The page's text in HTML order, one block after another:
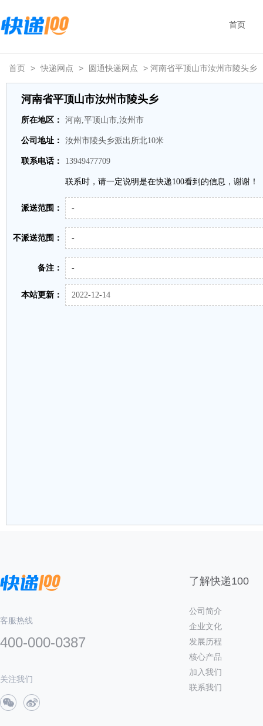
首页
首页 > 快递网点 > 圆通快递网点 > 河南省平顶山市汝州市陵头乡
河南省平顶山市汝州市陵头乡
所在地区： 河南,平顶山市,汝州市
公司地址： 汝州市陵头乡派出所北10米
联系电话： 13949477709
联系时，请一定说明是在快递100看到的信息，谢谢！
派送范围： -
不派送范围： -
备注： -
本站更新： 2022-12-14
客服热线
400-000-0387
关注我们
了解快递100
公司简介
企业文化
发展历程
核心产品
加入我们
联系我们